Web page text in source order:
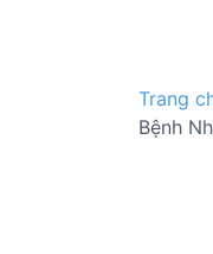
Trang
Bệnh